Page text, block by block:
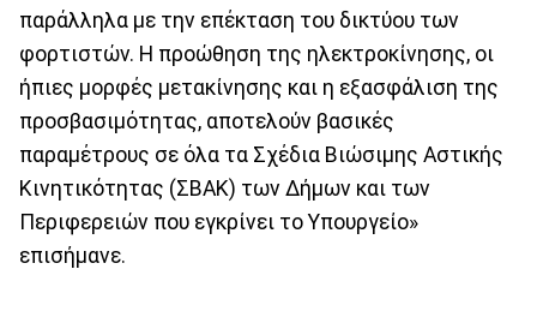
παράλληλα με την επέκταση του δικτύου των
φορτιστών. Η προώθηση της ηλεκτροκίνησης, οι
ήπιες μορφές μετακίνησης και η εξασφάλιση της
προσβασιμότητας, αποτελούν βασικές
παραμέτρους σε όλα τα Σχέδια Βιώσιμης Αστικής
Κινητικότητας (ΣΒΑΚ) των Δήμων και των
Περιφερειών που εγκρίνει το Υπουργείο»
επισήμανε.